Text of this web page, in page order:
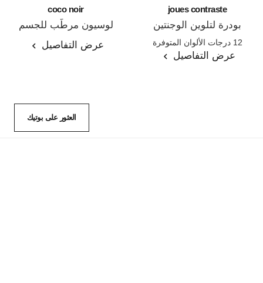
joues contraste
بودرة لتلوين الوجنتين
12 درجات الألوان المتوفرة
عرض التفاصيل
coco noir
لوسيون مرطّب للجسم
عرض التفاصيل
العثور على بوتيك